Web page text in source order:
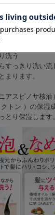
でまとまってツ
洗う
すっきり洗い
まります。
アスピノサ核油
トン ）の保湿
とり保湿します。